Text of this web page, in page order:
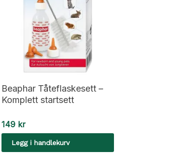
Beaphar Tåteflaskesett –
Komplett startsett
149 kr
Legg i handlekurv